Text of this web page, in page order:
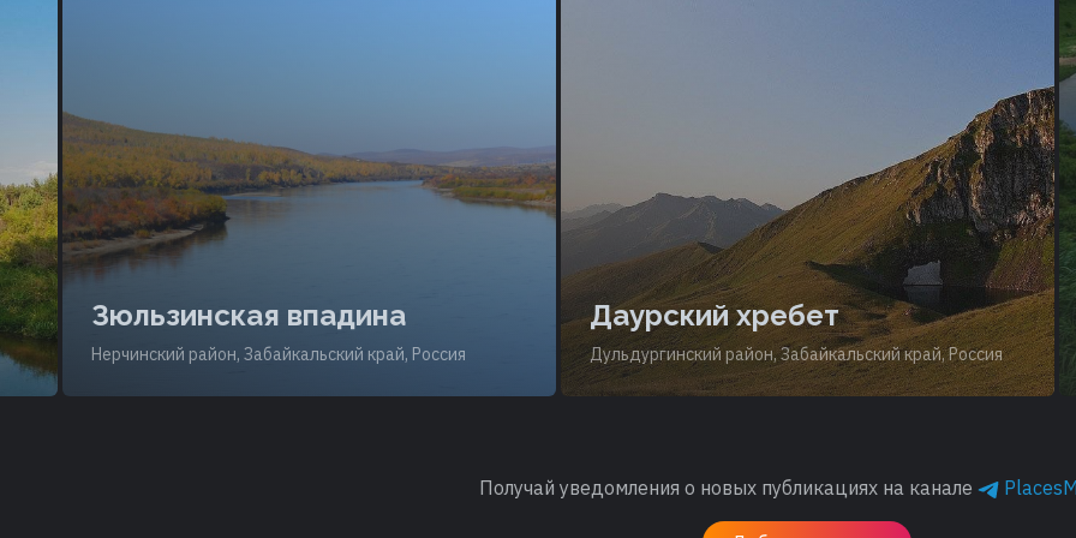
Зюльзинская впадина
Нерчинский район, Забайкальский край, Россия
Даурский хребет
Дульдургинский район, Забайкальский край, Россия
Получай уведомления о новых публикациях на канале